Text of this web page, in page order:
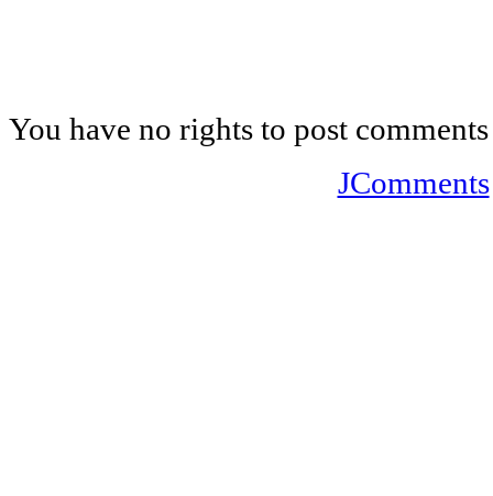
You have no rights to post comments
JComments